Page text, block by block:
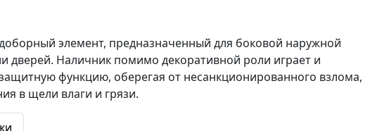
элемент, предназначенный для боковой наружной
дверей. Наличник помимо декоративной роли играет и
функцию, оберегая от несанкционированного взлома,
в щели влаги и грязи.